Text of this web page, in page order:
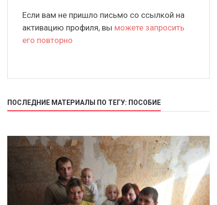
Если вам не пришло письмо со ссылкой на
активацию профиля, вы можете запросить
его повторно
ПОСЛЕДНИЕ МАТЕРИАЛЫ ПО ТЕГУ: ПОСОБИЕ